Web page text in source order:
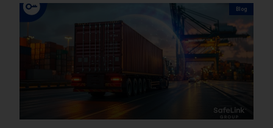
Blog